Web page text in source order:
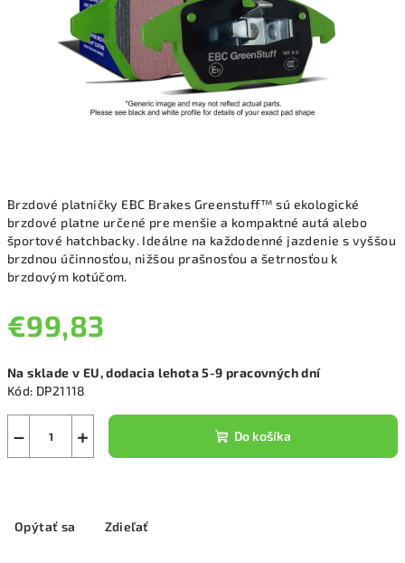
Brzdové platničky EBC Brakes Greenstuff™ sú ekologické
brzdové platne určené pre menšie a kompaktné autá alebo
športové hatchbacky. Ideálne na každodenné jazdenie s vyššou
brzdnou účinnosťou, nižšou prašnosťou a šetrnosťou k
brzdovým kotúčom.
€99,83
cena:
Na sklade v EU, dodacia lehota 5-9 pracovných dní
Kód: DP21118
+
− Do košíka
Opýtať sa Zdieľať